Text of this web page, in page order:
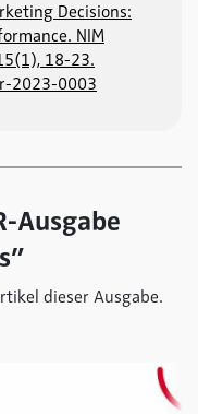
Decisions:
NIM
18-23.
2023-0003
Ausgabe
dieser Ausgabe.